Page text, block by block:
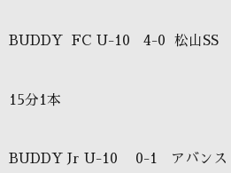
BUDDY FC U-10 4-0 松山SS
15分1 本
BUDDY Jr U-10 0-1 アバンス